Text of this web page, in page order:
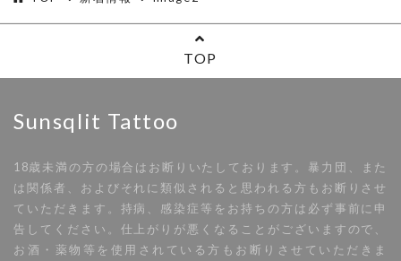
TOP
Sunsqlit Tattoo
18歳未満の方の場合はお断りいたしております。暴力団、また
は関係者、およびそれに類似されると思われる方もお断りさせ
ていただきます。持病、感染症等をお持ちの方は必ず事前に申
告してください。仕上がりが悪くなることがございますので、
お酒・薬物等を使用されている方もお断りさせていただきま